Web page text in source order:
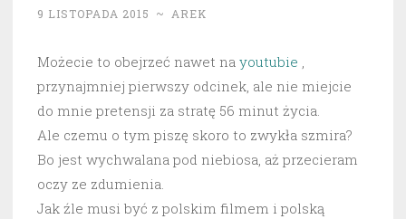
9 LISTOPADA 2015 ~ AREK
Możecie to obejrzeć nawet na youtubie ,
przynajmniej pierwszy odcinek, ale nie miejcie
do mnie pretensji za stratę 56 minut życia.
Ale czemu o tym piszę skoro to zwykła szmira?
Bo jest wychwalana pod niebiosa, aż przecieram
oczy ze zdumienia.
Jak źle musi być z polskim filmem i polską